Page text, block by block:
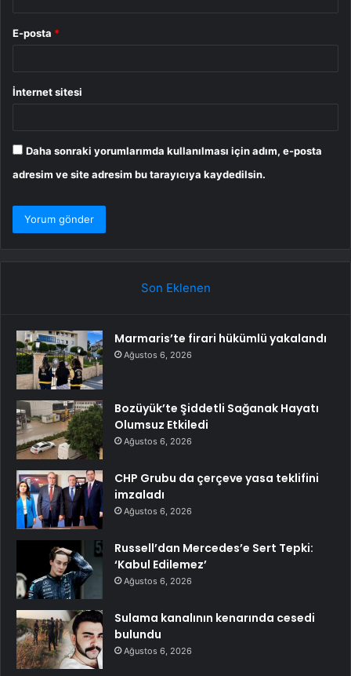
E-posta *
İnternet sitesi
Daha sonraki yorumlarımda kullanılması için adım, e-posta
adresim ve site adresim bu tarayıcıya kaydedilsin.
Son Eklenen
Marmaris’te firari hükümlü yakalandı
Ağustos 6, 2026
Bozüyük’te Şiddetli Sağanak Hayatı
Olumsuz Etkiledi
Ağustos 6, 2026
CHP Grubu da çerçeve yasa teklifini
imzaladı
Ağustos 6, 2026
Russell’dan Mercedes’e Sert Tepki:
‘Kabul Edilemez’
Ağustos 6, 2026
Sulama kanalının kenarında cesedi
bulundu
Ağustos 6, 2026